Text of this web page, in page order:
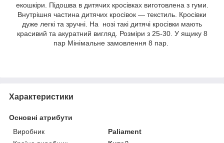
екошкіри. Підошва в дитячих кросівках виготовлена з гуми.
Внутрішня частина дитячих кросівок — текстиль. Кросівки
дуже легкі та зручні. На нозі такі дитячі кросівки мають
красивий та акуратний вигляд. Розміри з 25-30. У ящику 8
пар Мінімальне замовлення 8 пар.
Характеристики
Основні атрибути
Виробник
Paliament